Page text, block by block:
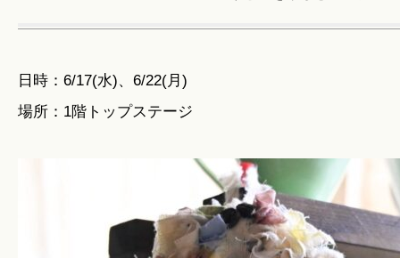
日時：6/17(水)、6/22(月)
場所：1階トップステージ